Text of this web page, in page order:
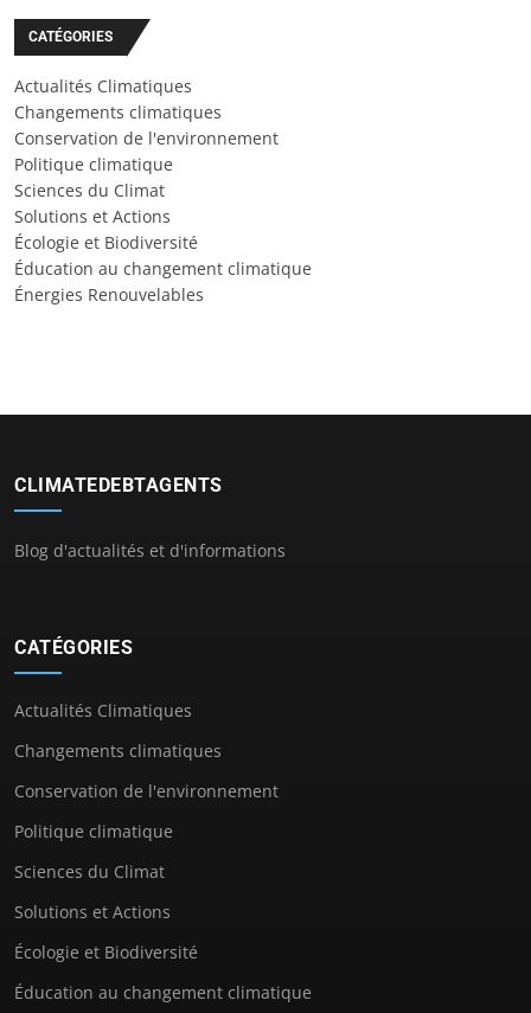
CATÉGORIES
Actualités Climatiques
Changements climatiques
Conservation de l'environnement
Politique climatique
Sciences du Climat
Solutions et Actions
Écologie et Biodiversité
Éducation au changement climatique
Énergies Renouvelables
CLIMATEDEBTAGENTS
Blog d'actualités et d'informations
CATÉGORIES
Actualités Climatiques
Changements climatiques
Conservation de l'environnement
Politique climatique
Sciences du Climat
Solutions et Actions
Écologie et Biodiversité
Éducation au changement climatique